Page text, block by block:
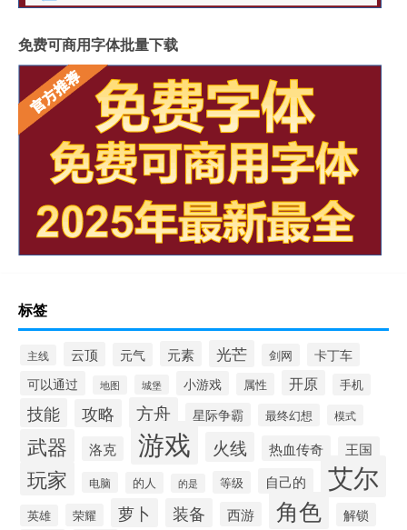
免费可商用字体批量下载
标签
主线 云顶 元气 元素 光芒 剑网 卡丁车
可以通过 地图 城堡 小游戏 属性 开原 手机
技能 攻略 方舟 星际争霸 最终幻想 模式
武器 洛克 游戏 火线 热血传奇 王国
玩家 电脑 的人 的是 等级 自己的 艾尔
英雄 荣耀 萝卜 装备 西游 角色 解锁